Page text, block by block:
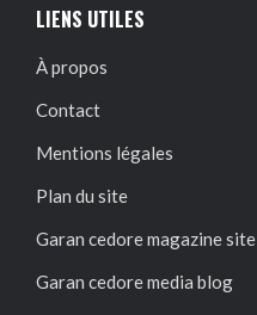
LIENS UTILES
À propos
Contact
Mentions légales
Plan du site
Garan cedore magazine site
Garan cedore media blog